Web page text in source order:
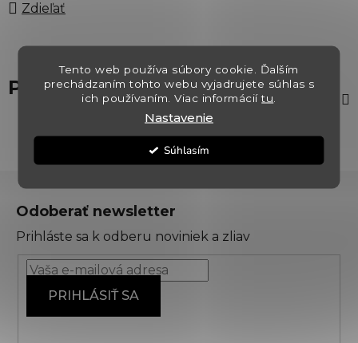
Tento web používa súbory cookie. Ďalším
prechádzaním tohto webu vyjadrujete súhlas s
ich používaním. Viac informáciítu
Nastavenie
Súhlasím
Zdieľať
Popis
Odoberať newsletter
Prihláste sa k odberu noviniek a zliav
PRIHLÁSIŤ SA